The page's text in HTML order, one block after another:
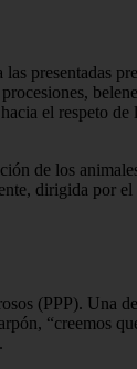
presentadas
el respeto de
de los
dirigida por
(PPP). Una
“creemos